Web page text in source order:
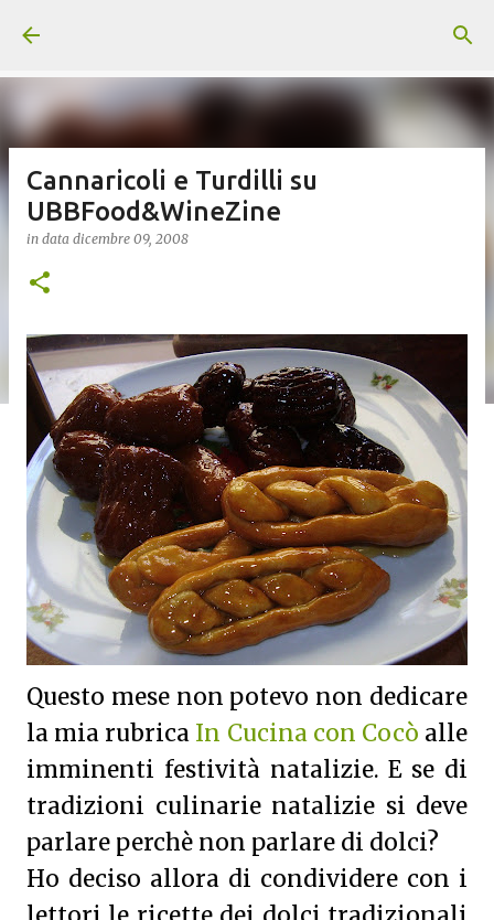
Cannaricoli e Turdilli su
UBBFood&WineZine
in data dicembre 09, 2008
Questo mese non potevo non dedicare
la mia rubrica In Cucina con Cocò alle
imminenti festività natalizie. E se di
tradizioni culinarie natalizie si deve
parlare perchè non parlare di dolci?
Ho deciso allora di condividere con i